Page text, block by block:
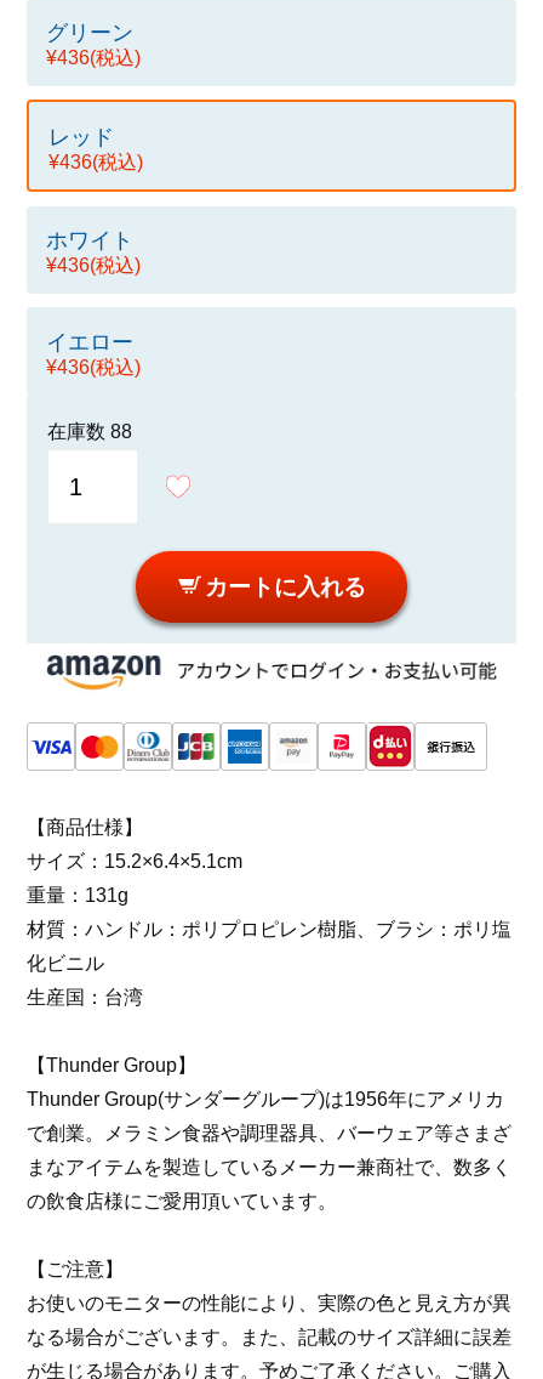
グリーン
¥436(税込)
レッド
¥436(税込)
ホワイト
¥436(税込)
イエロー
¥436(税込)
在庫数 88
カートに入れる
【商品仕様】
サイズ：15.2×6.4×5.1cm
重量：131g
材質：ハンドル：ポリプロピレン樹脂、ブラシ：ポリ塩
化ビニル
生産国：台湾
【Thunder Group】
Thunder Group(サンダーグループ)は1956年にアメリカ
で創業。メラミン食器や調理器具、バーウェア等さまざ
まなアイテムを製造しているメーカー兼商社で、数多く
の飲食店様にご愛用頂いています。
【ご注意】
お使いのモニターの性能により、実際の色と見え方が異
なる場合がございます。また、記載のサイズ詳細に誤差
が生じる場合があります。予めご了承ください。ご購入